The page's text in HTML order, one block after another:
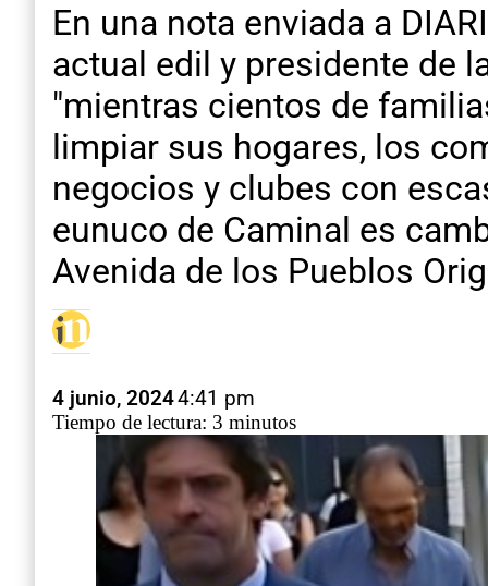
En una nota enviada a
actual edil y presidente de
"mientras cientos de
limpiar sus hogares, los
negocios y clubes con
eunuco de Caminal es
Avenida de los Pueblos
4 junio, 20244:41 pm
Tiempo de lectura: 3 minutos